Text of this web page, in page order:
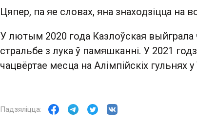
Цяпер, па яе словах, яна знаходзіцца на
У лютым 2020 года Казлоўская выйграла
стральбе з лука ў памяшканні. У 2021
чацвёртае месца на Алімпійскіх гульнях у